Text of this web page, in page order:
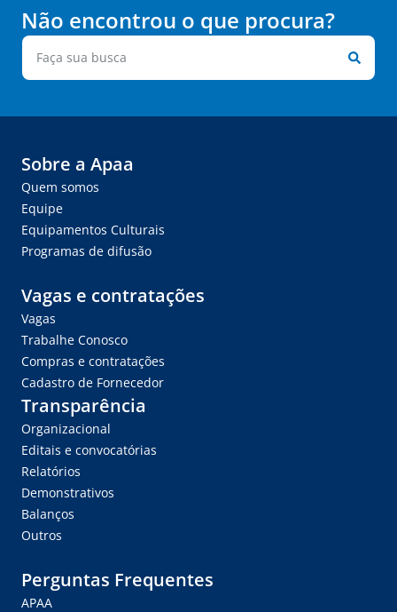
Não encontrou o que procura?
Sobre a Apaa
Quem somos
Equipe
Equipamentos Culturais
Programas de difusão
Vagas e contratações
Vagas
Trabalhe Conosco
Compras e contratações
Cadastro de Fornecedor
Transparência
Organizacional
Editais e convocatórias
Relatórios
Demonstrativos
Balanços
Outros
Perguntas Frequentes
APAA